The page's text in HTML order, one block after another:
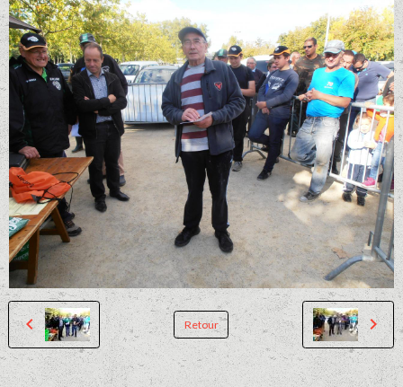
Retour